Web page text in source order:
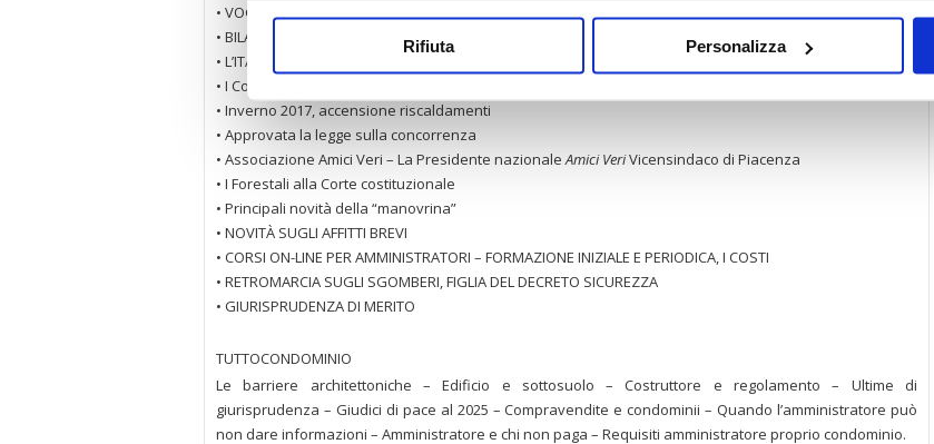
Rifiuta Personalizza
• VOGLIONO RUBARCI ANCHE LA CASA
• BILANCI E TRIBUTI LOCALI ENTRO IL 30/9
• L’ITALIA DEI MOROSI
• I Comuni, con IMU e TARI, possono fare quel che vogliono
• Inverno 2017, accensione riscaldamenti
• Approvata la legge sulla concorrenza
• Associazione Amici Veri – La Presidente nazionaleAmici VeriVicensindaco di Piacenza
• I Forestali alla Corte costituzionale
• Principali novità della “manovrina”
• NOVITÀ SUGLI AFFITTI BREVI
• CORSI ON-LINE PER AMMINISTRATORI – FORMAZIONE INIZIALE E PERIODICA, I COSTI
• RETROMARCIA SUGLI SGOMBERI, FIGLIA DEL DECRETO SICUREZZA
• GIURISPRUDENZA DI MERITO
TUTTOCONDOMINIO
Le barriere architettoniche – Edificio e sottosuolo – Costruttore e regolamento – Ultime di
giurisprudenza – Giudici di pace al 2025 – Compravendite e condominii – Quando l’amministratore può
non dare informazioni – Amministratore e chi non paga – Requisiti amministratore proprio condominio.